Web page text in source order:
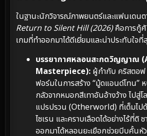
ในฐานะนักวิจารณ์ภาพยนตร์และแฟนเดน
Return to Silent Hill (2026)คือการกู้
เกมที่ทำออกมาได้ดีเยี่ยมและน่าประทับใจ
บรรยากาศหลอนสะกดวิญญาณ
Masterpiece): ผู้กำกับ คริสตอ
ฟอร์มในการสร้าง “มู้ดแอนด์โทน”
กลัวจากหมอกสีเทาอันอ้างว้าง ไปสู่
แปรปรวน (Otherworld) ที่เต็มไป
ไซเรน และคราบเลือดได้อย่างไร้ที่ติ
ออกมาได้หลอนยะเยือกช่วยบีบคั้นหั